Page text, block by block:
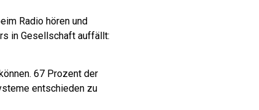
Radio hören und
in Gesellschaft auffällt:
67 Prozent der
entschieden zu